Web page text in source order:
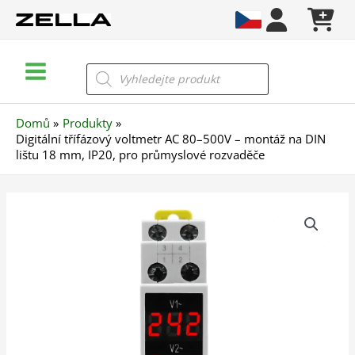
Menu
Products
search
Domů
Produkty
Digitální třífázový voltmetr AC 80–500V – montáž na DIN
lištu 18 mm, IP20, pro průmyslové rozvaděče